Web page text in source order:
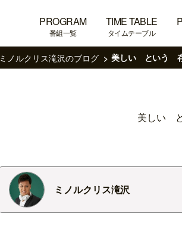
PROGRAM
番組一覧
TIME TABLE
タイムテーブル
ミノルクリス滝沢のブログ 美しい という
美しい
ミノルクリス滝沢